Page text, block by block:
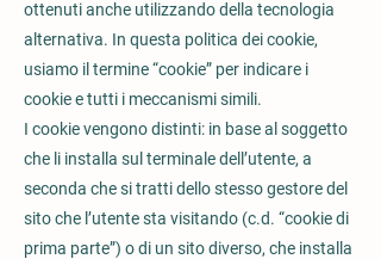
ottenuti anche utilizzando della tecnologia
alternativa. In questa politica dei cookie,
usiamo il termine “cookie” per indicare i
cookie e tutti i meccanismi simili.
I cookie vengono distinti: in base al soggetto
che li installa sul terminale dell’utente, a
seconda che si tratti dello stesso gestore del
sito che l’utente sta visitando (c.d. “cookie di
prima parte”) o di un sito diverso, che installa